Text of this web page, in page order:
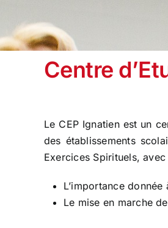
Centre
Le CEP Ignatien est un
des établissements
Exercices Spirituels,
L’importance
Le mise en marche